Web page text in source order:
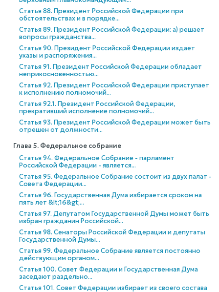
Статья 88. Президент Российской Федерации при
обстоятельствах и в порядке...
Статья 89. Президент Российской Федерации: а) решает
вопросы гражданства...
Статья 90. Президент Российской Федерации издает
указы и распоряжения...
Статья 91. Президент Российской Федерации обладает
неприкосновенностью...
Статья 92. Президент Российской Федерации приступает
к исполнению полномочий...
Статья 92.1. Президент Российской Федерации,
прекративший исполнение полномочий...
Статья 93. Президент Российской Федерации может быть
отрешен от должности...
Глава 5. Федеральное собрание
Статья 94. Федеральное Собрание - парламент
Российской Федерации - является...
Статья 95. Федеральное Собрание состоит из двух палат -
Совета Федерации...
Статья 96. Государственная Дума избирается сроком на
пять лет &lt;16&gt;...
Статья 97. Депутатом Государственной Думы может быть
избран гражданин Российской...
Статья 98. Сенаторы Российской Федерации и депутаты
Государственной Думы...
Статья 99. Федеральное Собрание является постоянно
действующим органом...
Статья 100. Совет Федерации и Государственная Дума
заседают раздельно...
Статья 101. Совет Федерации избирает из своего состава